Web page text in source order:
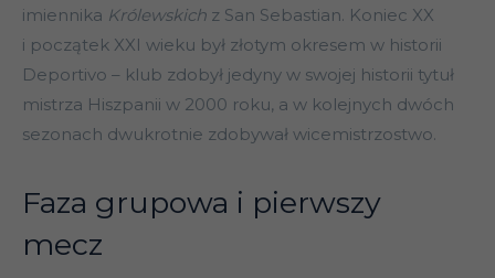
imiennika Królewskich z San Sebastian. Koniec XX
i początek XXI wieku był złotym okresem w historii
Deportivo – klub zdobył jedyny w swojej historii tytuł
mistrza Hiszpanii w 2000 roku, a w kolejnych dwóch
sezonach dwukrotnie zdobywał wicemistrzostwo.
Faza grupowa i pierwszy
mecz